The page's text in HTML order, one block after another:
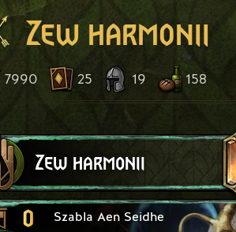
Zew harmonii
7990 25 19 158
Zew harmonii
0 Szabla Aen Seidhe